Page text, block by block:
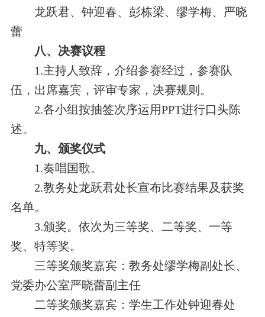
龙跃君、钟迎春、彭栋梁、缪学梅、严晓
蕾
八、决赛议程
1.主持人致辞，介绍参赛经过，参赛队
伍，出席嘉宾，评审专家，决赛规则。
2.各小组按抽签次序运用PPT进行口头陈
述。
九、颁奖仪式
1.奏唱国歌。
2.教务处龙跃君处长宣布比赛结果及获奖
名单。
3.颁奖。依次为三等奖、二等奖、一等
奖、特等奖。
三等奖颁奖嘉宾：教务处缪学梅副处长、
党委办公室严晓蕾副主任
二等奖颁奖嘉宾：学生工作处钟迎春处